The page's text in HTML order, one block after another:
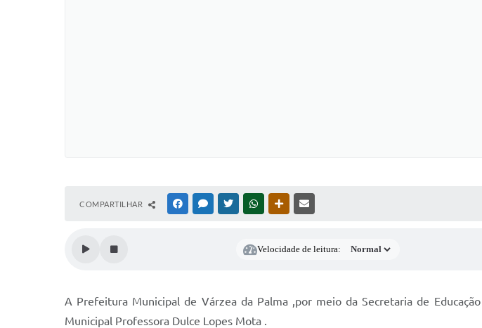
COMPARTILHAR FACEBOOKMESSENGER
TWITTERWHATSAPPOUTRAS MÍDIAS
Velocidade de leitura:
A Prefeitura Municipal de Várzea da Palma ,por meio da Secretaria de
Municipal Professora Dulce Lopes Mota .